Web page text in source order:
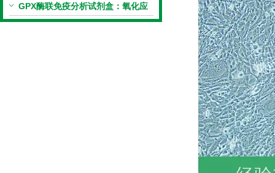
试剂盒科研优惠活动开启
GPX酶联免疫分析试剂盒：氧化应
激研究精准检测工具